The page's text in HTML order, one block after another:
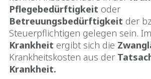
Pflegebedürftigkeit oder
Betreuungsbedürftigkeit der
Steuerpflichtigen gelegen sein.
Krankheit ergibt sich die
Krankheitskosten aus der
Krankheit.